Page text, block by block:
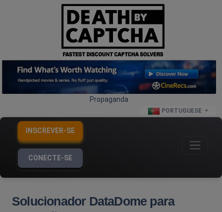
Propaganda
PORTUGUESE
INSCREVER-SE
CONECTE-SE
Solucionador DataDome para